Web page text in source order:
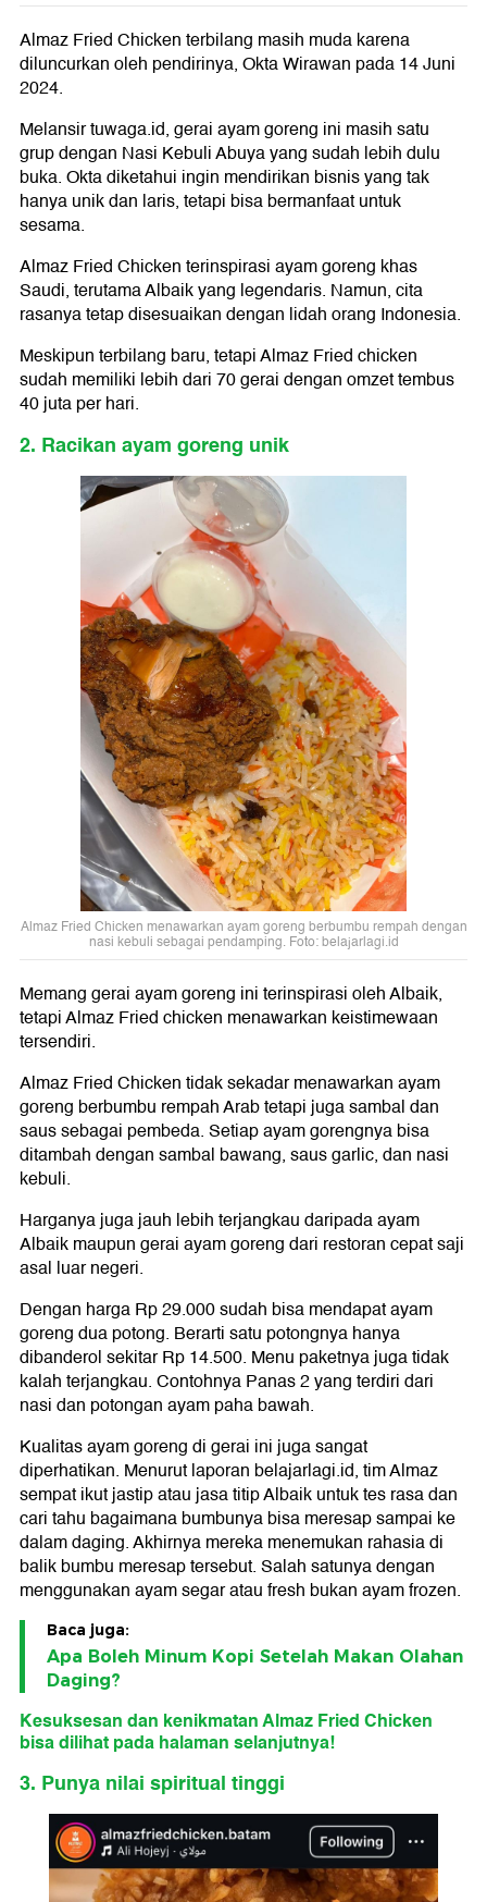
Almaz Fried Chicken terbilang masih muda karena
diluncurkan oleh pendirinya, Okta Wirawan pada 14 Juni
2024.
Melansir tuwaga.id, gerai ayam goreng ini masih satu
grup dengan Nasi Kebuli Abuya yang sudah lebih dulu
buka. Okta diketahui ingin mendirikan bisnis yang tak
hanya unik dan laris, tetapi bisa bermanfaat untuk
sesama.
Almaz Fried Chicken terinspirasi ayam goreng khas
Saudi, terutama Albaik yang legendaris. Namun, cita
rasanya tetap disesuaikan dengan lidah orang Indonesia.
Meskipun terbilang baru, tetapi Almaz Fried chicken
sudah memiliki lebih dari 70 gerai dengan omzet tembus
40 juta per hari.
2. Racikan ayam goreng unik
Almaz Fried Chicken menawarkan ayam goreng berbumbu rempah dengan
nasi kebuli sebagai pendamping. Foto: belajarlagi.id
Memang gerai ayam goreng ini terinspirasi oleh Albaik,
tetapi Almaz Fried chicken menawarkan keistimewaan
tersendiri.
Almaz Fried Chicken tidak sekadar menawarkan ayam
goreng berbumbu rempah Arab tetapi juga sambal dan
saus sebagai pembeda. Setiap ayam gorengnya bisa
ditambah dengan sambal bawang, saus garlic, dan nasi
kebuli.
Harganya juga jauh lebih terjangkau daripada ayam
Albaik maupun gerai ayam goreng dari restoran cepat saji
asal luar negeri.
Dengan harga Rp 29.000 sudah bisa mendapat ayam
goreng dua potong. Berarti satu potongnya hanya
dibanderol sekitar Rp 14.500. Menu paketnya juga tidak
kalah terjangkau. Contohnya Panas 2 yang terdiri dari
nasi dan potongan ayam paha bawah.
Kualitas ayam goreng di gerai ini juga sangat
diperhatikan. Menurut laporan belajarlagi.id, tim Almaz
sempat ikut jastip atau jasa titip Albaik untuk tes rasa dan
cari tahu bagaimana bumbunya bisa meresap sampai ke
dalam daging. Akhirnya mereka menemukan rahasia di
balik bumbu meresap tersebut. Salah satunya dengan
menggunakan ayam segar atau fresh bukan ayam frozen.
Baca juga:
Apa Boleh Minum Kopi Setelah Makan Olahan
Daging?
Kesuksesan dan kenikmatan Almaz Fried Chicken
bisa dilihat pada halaman selanjutnya!
3. Punya nilai spiritual tinggi